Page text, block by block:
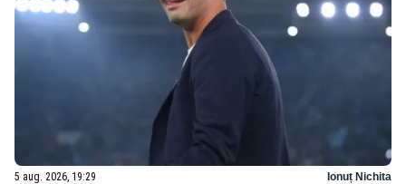
5 aug. 2026, 19:29 Ionuț Nichita